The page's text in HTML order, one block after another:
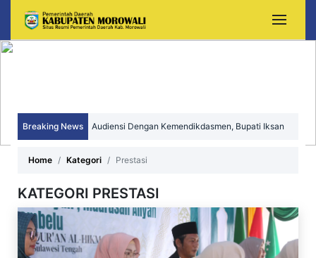
Breaking News Audiensi Dengan Kemendikdasmen, Bupati Iksan
Home Kategori Prestasi
KATEGORI PRESTASI